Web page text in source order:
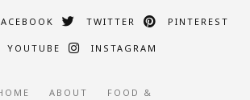
TWITTER PINTEREST
YOUTUBE INSTAGRAM
ABOUT
FOOD &